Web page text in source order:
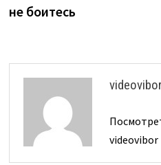
не боитесь
videovibor